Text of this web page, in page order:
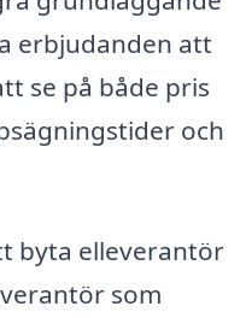
erbjudanden att
se på både pris
och
byta elleverantör
som